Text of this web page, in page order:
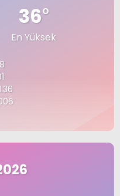
36°
En Yüksek